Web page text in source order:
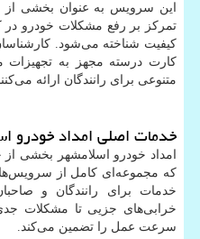
این سرویس به عنوان بخشی
تمرکز بر رفع مشکلات خودرو در
کیفیت شناخته می‌شود.
کارت درسته مجهز به
متنوعی برای رانندگان ارائه
خدمات اصلی امداد خودرو
امداد خودرو اسلامشهر بخشی
که مجموعه‌ای کامل از
خدمات برای رانندگان و
خرابی‌های جزیی تا مشکلات
سرعت عمل را تضمین می‌کند.